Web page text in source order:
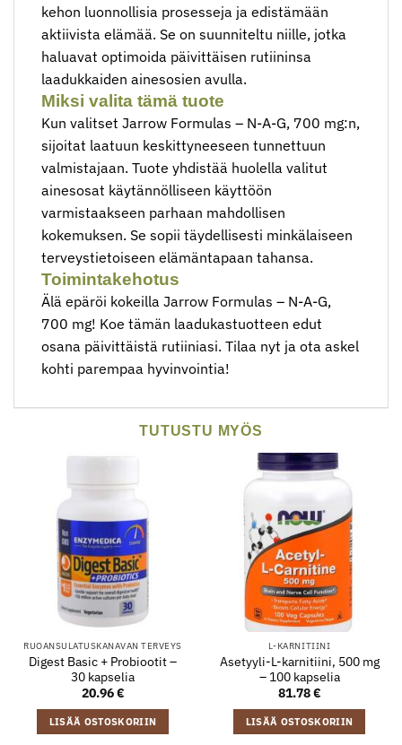
kehon luonnollisia prosesseja ja edistämään
aktiivista elämää. Se on suunniteltu niille, jotka
haluavat optimoida päivittäisen rutiininsa
laadukkaiden ainesosien avulla.
Miksi valita tämä tuote
Kun valitset Jarrow Formulas – N-A-G, 700 mg:n,
sijoitat laatuun keskittyneeseen tunnettuun
valmistajaan. Tuote yhdistää huolella valitut
ainesosat käytännölliseen käyttöön
varmistaakseen parhaan mahdollisen
kokemuksen. Se sopii täydellisesti minkälaiseen
terveystietoiseen elämäntapaan tahansa.
Toimintakehotus
Älä epäröi kokeilla Jarrow Formulas – N-A-G,
700 mg! Koe tämän laadukastuotteen edut
osana päivittäistä rutiiniasi. Tilaa nyt ja ota askel
kohti parempaa hyvinvointia!
TUTUSTU MYÖS
RUOANSULATUSKANAVAN TERVEYS
Digest Basic + Probiootit –
30 kapselia
20.96€
LISÄÄ OSTOSKORIIN
L-KARNITIINI
Asetyyli-L-karnitiini, 500 mg
– 100 kapselia
81.78€
LISÄÄ OSTOSKORIIN